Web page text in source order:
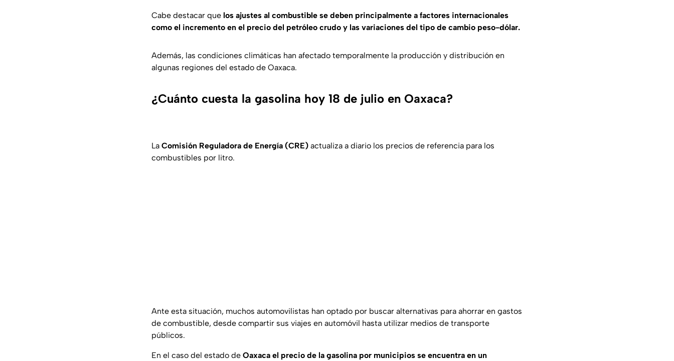
Cabe destacar que los ajustes al combustible se deben principalmente a factores internacionales
como el incremento en el precio del petróleo crudo y las variaciones del tipo de cambio peso-dólar.
Además, las condiciones climáticas han afectado temporalmente la producción y distribución en
algunas regiones del estado de Oaxaca.
¿Cuánto cuesta la gasolina hoy 18 de julio en Oaxaca?
La Comisión Reguladora de Energía (CRE) actualiza a diario los precios de referencia para los
combustibles por litro.
Ante esta situación, muchos automovilistas han optado por buscar alternativas para ahorrar en gastos
de combustible, desde compartir sus viajes en automóvil hasta utilizar medios de transporte
públicos.
En el caso del estado de Oaxaca el precio de la gasolina por municipios se encuentra en un